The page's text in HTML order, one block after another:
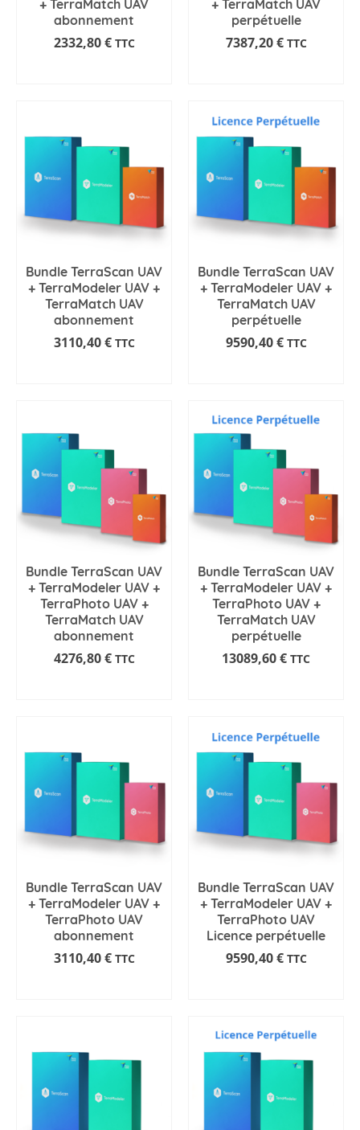
+ TerraMatch UAV
abonnement
2332,80€ TTC
+ TerraMatch UAV
perpétuelle
7387,20€ TTC
Bundle TerraScan UAV
+ TerraModeler UAV +
TerraMatch UAV
abonnement
3110,40€ TTC
Bundle TerraScan UAV
+ TerraModeler UAV +
TerraMatch UAV
perpétuelle
9590,40€ TTC
Bundle TerraScan UAV
+ TerraModeler UAV +
TerraPhoto UAV +
TerraMatch UAV
abonnement
4276,80€ TTC
Bundle TerraScan UAV
+ TerraModeler UAV +
TerraPhoto UAV +
TerraMatch UAV
perpétuelle
13089,60€ TTC
Bundle TerraScan UAV
+ TerraModeler UAV +
TerraPhoto UAV
abonnement
3110,40€ TTC
Bundle TerraScan UAV
+ TerraModeler UAV +
TerraPhoto UAV
Licence perpétuelle
9590,40€ TTC